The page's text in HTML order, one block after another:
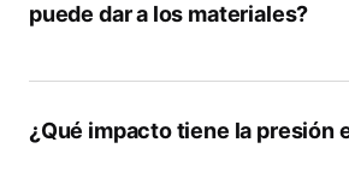
puede dar a los materiales?
¿Qué impacto tiene la presión